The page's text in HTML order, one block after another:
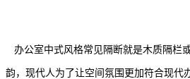
办公室中式风格常见隔断就是木质隔栏
韵，现代人为了让空间氛围更加符合现代